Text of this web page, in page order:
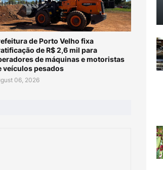
de Porto Velho fixa
de R$ 2,6 mil para
de máquinas e motoristas
veículos pesados
06, 2026